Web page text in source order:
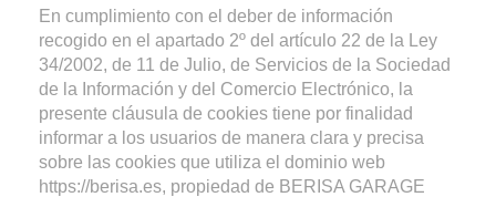
En cumplimiento con el deber de información
recogido en el apartado 2º del artículo 22 de la Ley
34/2002, de 11 de Julio, de Servicios de la Sociedad
de la Información y del Comercio Electrónico, la
presente cláusula de cookies tiene por finalidad
informar a los usuarios de manera clara y precisa
sobre las cookies que utiliza el dominio web
https://berisa.es, propiedad de BERISA GARAGE